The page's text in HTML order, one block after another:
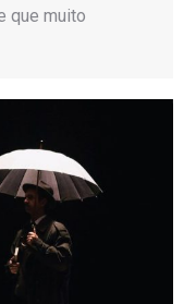
que muito